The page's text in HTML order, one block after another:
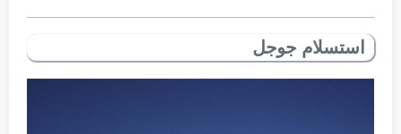
استسلام جوجل